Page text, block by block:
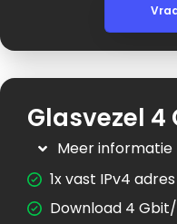
Glasvezel 4
Meer informatie
1x vast IPv4 adres
Download 4